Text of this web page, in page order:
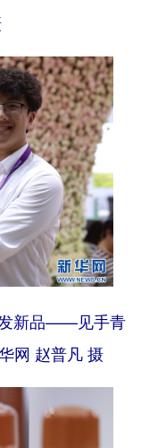
发新品——见手青
网 赵普凡 摄